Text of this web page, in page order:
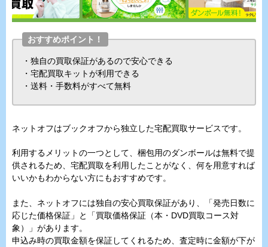
おすすめポイント！
・独自の買取保証があるので安心できる
・宅配買取キットが利用できる
・送料・手数料がすべて無料
ネットオフはブックオフから独立した宅配買取サービスです。
利用するメリットの一つとして、梱包用のダンボールは無料で提
供されるため、宅配買取を利用したことがなく、何を用意すれば
いいかもわからない方にもおすすめです。
また、ネットオフには独自の安心買取保証があり、「発売日数に
応じた価格保証」と「買取価格保証（本・DVD買取コース対
象）」があります。
申込み時の買取金額を保証してくれるため、査定時に金額が下が